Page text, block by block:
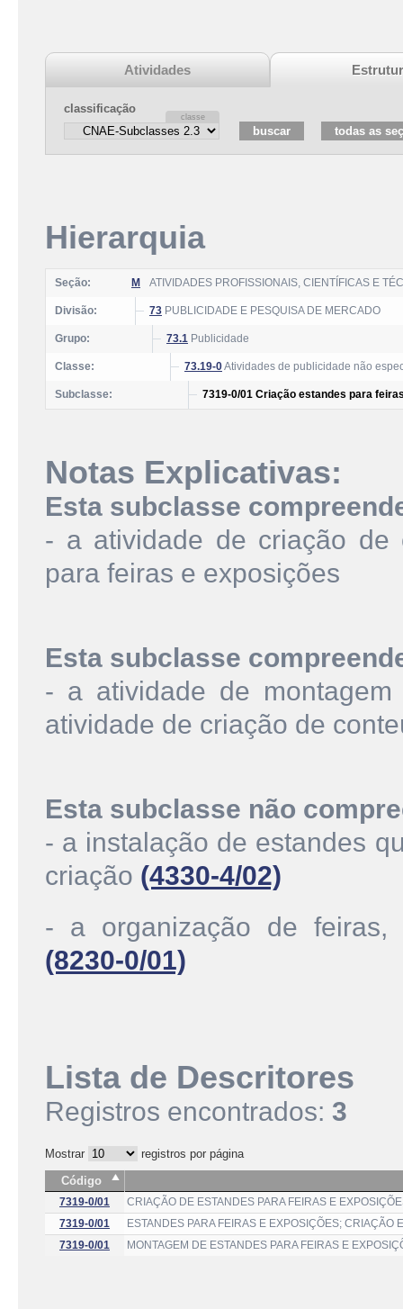
Atividades
classificação
Hierarquia
Seção: M ATIVIDADES PROFISSIONAIS, CIENTÍFICAS E
Divisão: 73 PUBLICIDADE E PESQUISA DE MERCADO
Grupo: 73.1 Publicidade
Classe: 73.19-0Atividades de publicidade não
Subclasse: 7319-0/01 Criação estandes para
Notas Explicativas:
Esta subclasse
- a atividade de criação de
para feiras e exposições
Esta subclasse
- a atividade de
atividade de criação de
Esta subclasse não
- a instalação de estandes
criação (4330-4/02)
- a organização de feiras,
(8230-0/01)
Lista de Descritores
Registros encontrados: 3
Mostrar
registros por página
Código
7319-0/01
CRIAÇÃO DE ESTANDES PARA FEIRAS E
7319-0/01
ESTANDES PARA FEIRAS E EXPOSIÇÕES; CRIAÇÃO
7319-0/01
MONTAGEM DE ESTANDES PARA FEIRAS E